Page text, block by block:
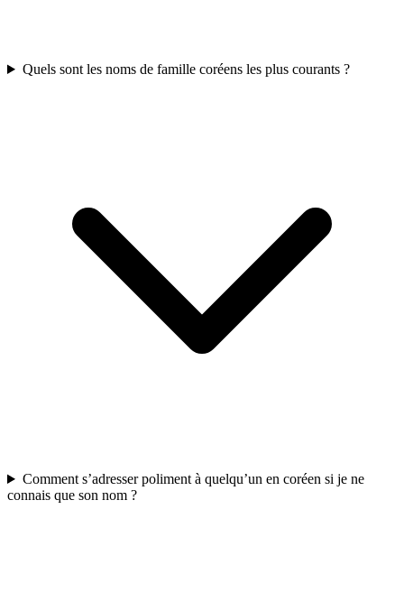
Quels sont les noms de famille coréens les plus courants ?
Comment s’adresser poliment à quelqu’un en coréen si je ne
connais que son nom ?